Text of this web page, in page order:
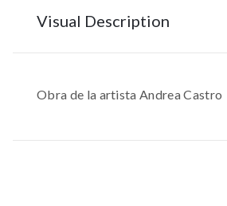
Visual Description
Obra de la artista Andrea Castro